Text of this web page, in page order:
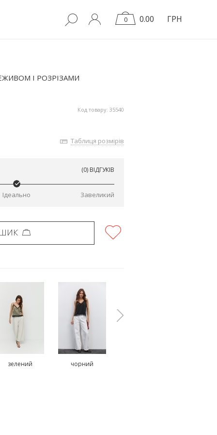
0 0.00 ГРН
І РОЗРІЗАМИ
Код товару: 35540
Таблиця розмірів
(0) ВІДГУКІВ
Ідеально Завеликий
зелений чорний